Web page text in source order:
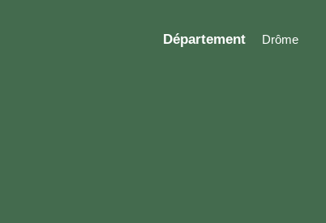
Département Drôme